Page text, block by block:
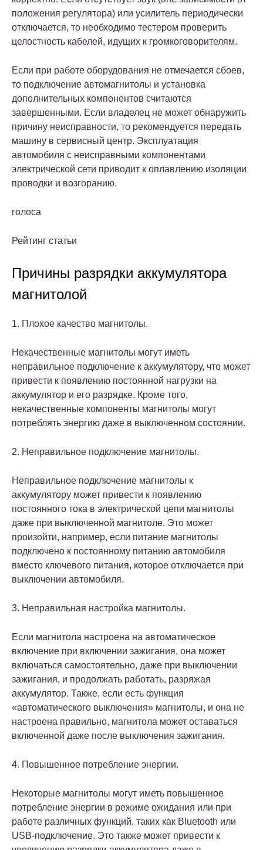
положения регулятора) или усилитель периодически
отключается, то необходимо тестером проверить
целостность кабелей, идущих к громкоговорителям.
Если при работе оборудования не отмечается сбоев,
то подключение автомагнитолы и установка
дополнительных компонентов считаются
завершенными. Если владелец не может обнаружить
причину неисправности, то рекомендуется передать
машину в сервисный центр. Эксплуатация
автомобиля с неисправными компонентами
электрической сети приводит к оплавлению изоляции
проводки и возгоранию.
голоса
Рейтинг статьи
Причины разрядки аккумулятора
магнитолой
1. Плохое качество магнитолы.
Некачественные магнитолы могут иметь
неправильное подключение к аккумулятору, что может
привести к появлению постоянной нагрузки на
аккумулятор и его разрядке. Кроме того,
некачественные компоненты магнитолы могут
потреблять энергию даже в выключенном состоянии.
2. Неправильное подключение магнитолы.
Неправильное подключение магнитолы к
аккумулятору может привести к появлению
постоянного тока в электрической цепи магнитолы
даже при выключенной магнитоле. Это может
произойти, например, если питание магнитолы
подключено к постоянному питанию автомобиля
вместо ключевого питания, которое отключается при
выключении автомобиля.
3. Неправильная настройка магнитолы.
Если магнитола настроена на автоматическое
включение при включении зажигания, она может
включаться самостоятельно, даже при выключении
зажигания, и продолжать работать, разряжая
аккумулятор. Также, если есть функция
«автоматического выключения» магнитолы, и она не
настроена правильно, магнитола может оставаться
включенной даже после выключения зажигания.
4. Повышенное потребление энергии.
Некоторые магнитолы могут иметь повышенное
потребление энергии в режиме ожидания или при
работе различных функций, таких как Bluetooth или
USB-подключение. Это также может привести к